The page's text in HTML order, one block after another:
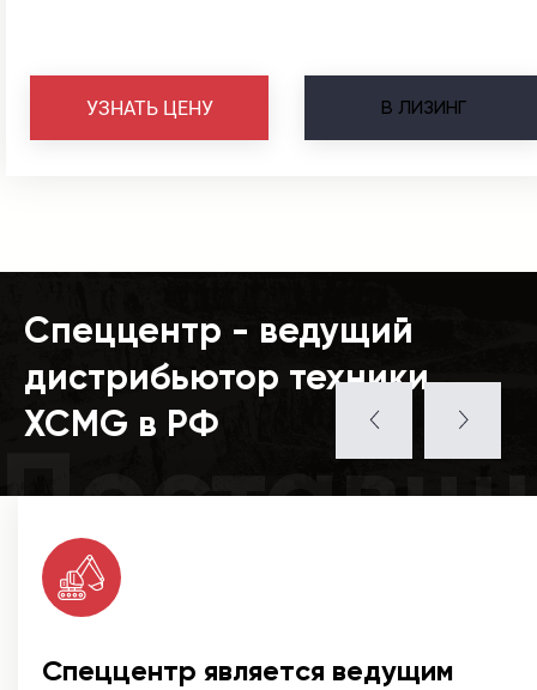
В ЛИЗИНГ
УЗНАТЬ ЦЕНУ
Спеццентр - ведущий
дистрибьютор техники
XCMG в РФ
Спеццентр является ведущим